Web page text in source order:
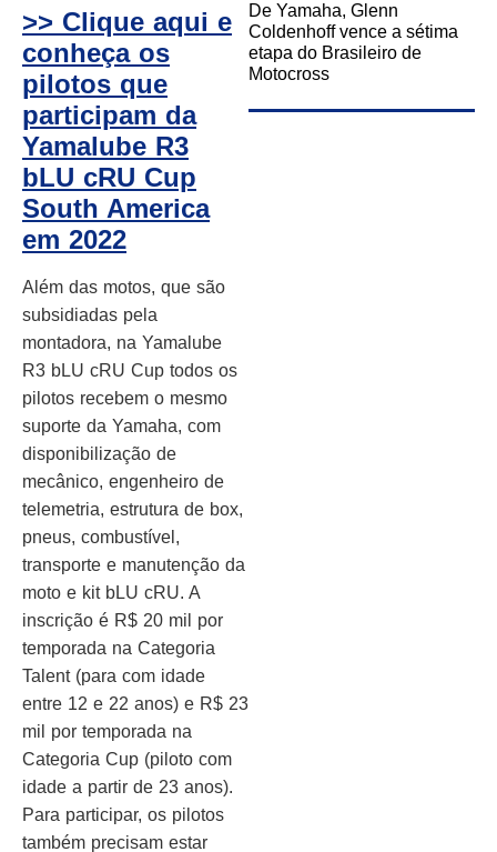
>> Clique aqui e
conheça os
pilotos que
participam da
Yamalube R3
bLU cRU Cup
South America
em 2022
Além das motos, que são
subsidiadas pela
montadora, na Yamalube
R3 bLU cRU Cup todos os
pilotos recebem o mesmo
suporte da Yamaha, com
disponibilização de
mecânico, engenheiro de
telemetria, estrutura de box,
pneus, combustível,
transporte e manutenção da
moto e kit bLU cRU. A
inscrição é R$ 20 mil por
temporada na Categoria
Talent (para com idade
entre 12 e 22 anos) e R$ 23
mil por temporada na
Categoria Cup (piloto com
idade a partir de 23 anos).
Para participar, os pilotos
também precisam estar
De Yamaha, Glenn
Coldenhoff vence a sétima
etapa do Brasileiro de
Motocross